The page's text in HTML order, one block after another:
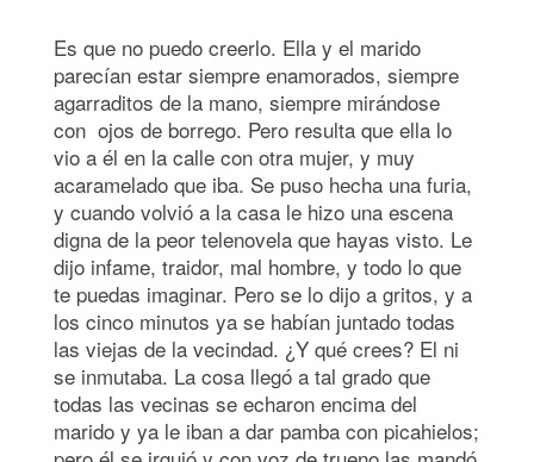
Es que no puedo creerlo. Ella y el marido
parecían estar siempre enamorados, siempre
agarraditos de la mano, siempre mirándose
con ojos de borrego. Pero resulta que ella lo
vio a él en la calle con otra mujer, y muy
acaramelado que iba. Se puso hecha una furia,
y cuando volvió a la casa le hizo una escena
digna de la peor telenovela que hayas visto. Le
dijo infame, traidor, mal hombre, y todo lo que
te puedas imaginar. Pero se lo dijo a gritos, y a
los cinco minutos ya se habían juntado todas
las viejas de la vecindad. ¿Y qué crees? El ni
se inmutaba. La cosa llegó a tal grado que
todas las vecinas se echaron encima del
marido y ya le iban a dar pamba con picahielos;